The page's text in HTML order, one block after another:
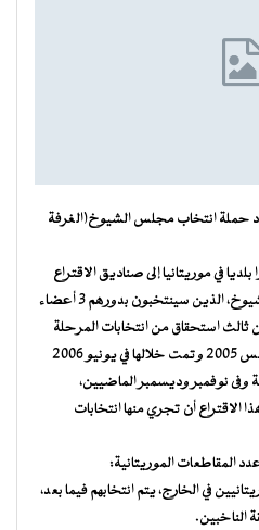
حملة انتخاب مجلس الشيوخ(الغرفة
(3688) مستشارا بلديا في موريتانيا إلى صناديق الاقتراع
لانتخاب (53) من أعضاء مجلس الشيوخ، الذين سينتخبون بدورهم 3 أعضاء
ثالث استحقاق من انتخابات المرحلة
الانتقالية التي بدأت في الثالث أغسطس 2005 وتمت خلالها في يونيو 2006
وفى نوفمبر وديسمبر الماضيين،
الاقتراع أن تجري منها انتخابات
المقاطعات الموريتانية:
للموريتانيين في الخارج، يتم انتخابهم فيما بعد،
الناخبين.